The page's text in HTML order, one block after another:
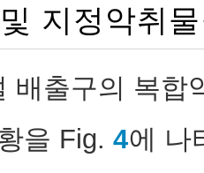
지정악취
배출구의 복
을 Fig. 4에 나